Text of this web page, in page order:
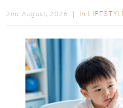
2nd August, 2026 ｜ In